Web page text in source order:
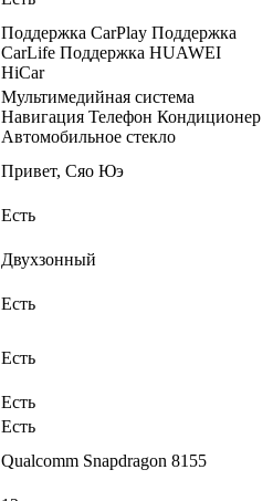
Поддержка CarPlay Поддержка
CarLife Поддержка HUAWEI
HiCar
Мультимедийная система
Навигация Телефон Кондиционер
Автомобильное стекло
Привет, Сяо Юэ
Есть
Двухзонный
Есть
Есть
Есть
Есть
Qualcomm Snapdragon 8155